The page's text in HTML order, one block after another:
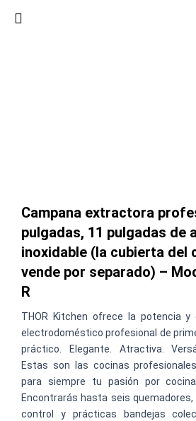
Campana extractora
pulgadas, 11 pulgadas de
inoxidable (la cubierta del
vende por separado) –
R
THOR Kitchen ofrece la potencia
electrodoméstico profesional de
práctico. Elegante. Atractiva.
Estas son las cocinas
para siempre tu pasión por
Encontrarás hasta seis
control y prácticas bandejas